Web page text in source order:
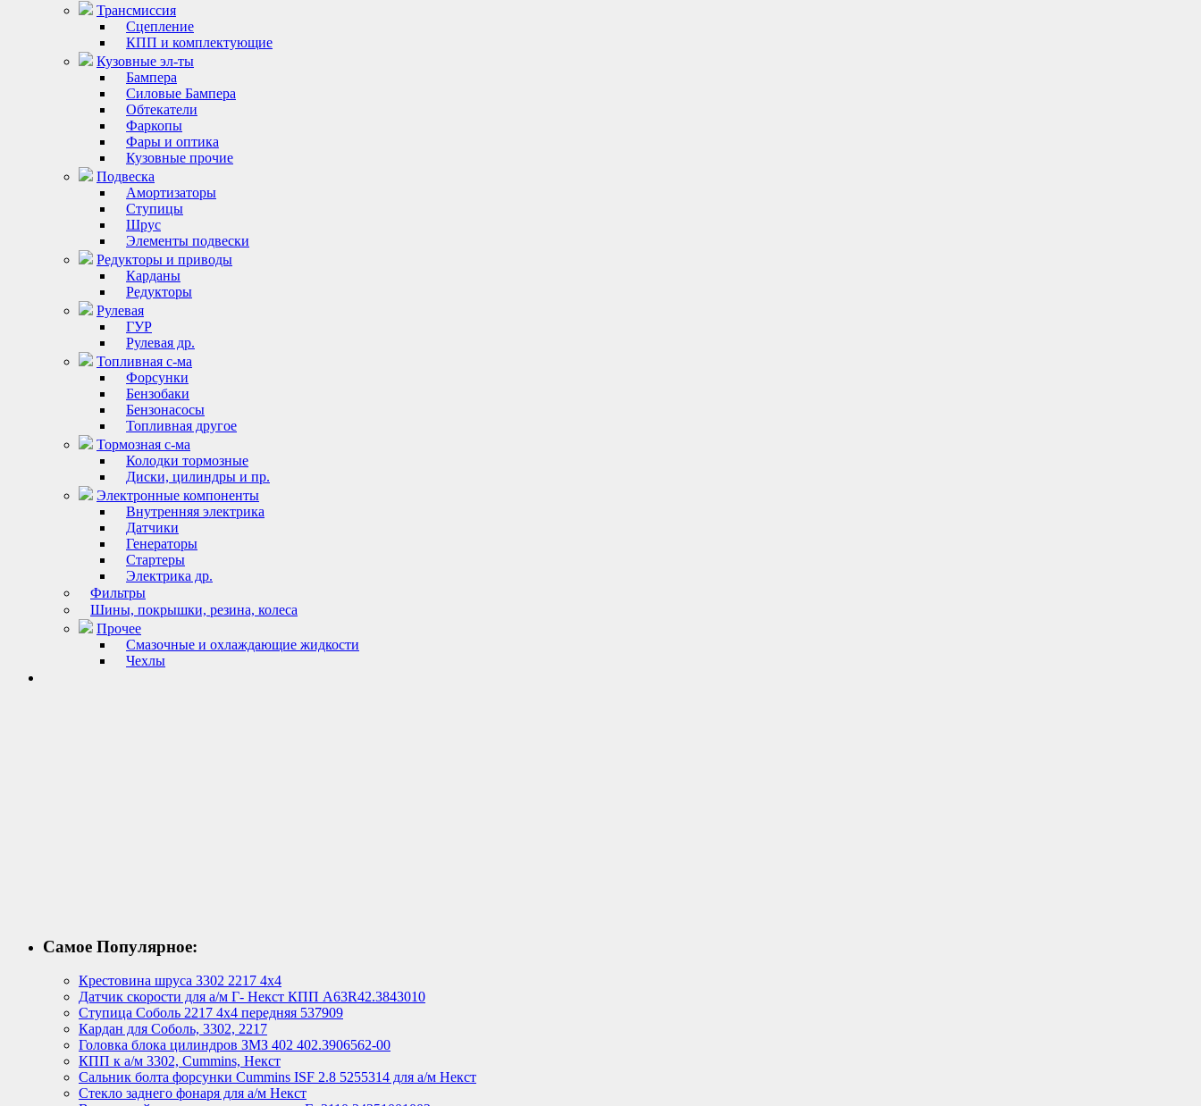
Трансмиссия
Сцепление
КПП и комплектующие
Кузовные эл-ты
Бампера
Силовые Бампера
Обтекатели
Фаркопы
Фары и оптика
Кузовные прочие
Подвеска
Амортизаторы
Ступицы
Шрус
Элементы подвески
Редукторы и приводы
Карданы
Редукторы
Рулевая
ГУР
Рулевая др.
Топливная с-ма
Форсунки
Бензобаки
Бензонасосы
Топливная другое
Тормозная с-ма
Колодки тормозные
Диски, цилиндры и пр.
Электронные компоненты
Внутренняя электрика
Датчики
Генераторы
Стартеры
Электрика др.
Фильтры
Шины, покрышки, резина, колеса
Прочее
Смазочные и охлаждающие жидкости
Чехлы
Самое Популярное:
Крестовина шруса 3302 2217 4х4
Датчик скорости для а/м Г- Некст КПП А63R42.3843010
Ступица Соболь 2217 4х4 передняя 537909
Кардан для Соболь, 3302, 2217
Головка блока цилиндров ЗМЗ 402 402.3906562-00
КПП к а/м 3302, Cummins, Некст
Сальник болта форсунки Cummins ISF 2.8 5255314 для а/м Некст
Стекло заднего фонаря для а/м Некст